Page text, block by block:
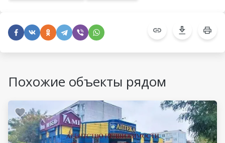
Похожие объекты рядом